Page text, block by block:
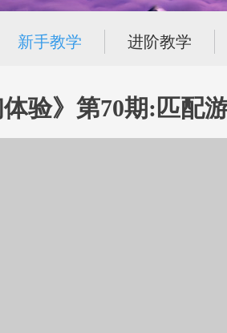
新手教学 进阶教学
体验》第70期:匹配